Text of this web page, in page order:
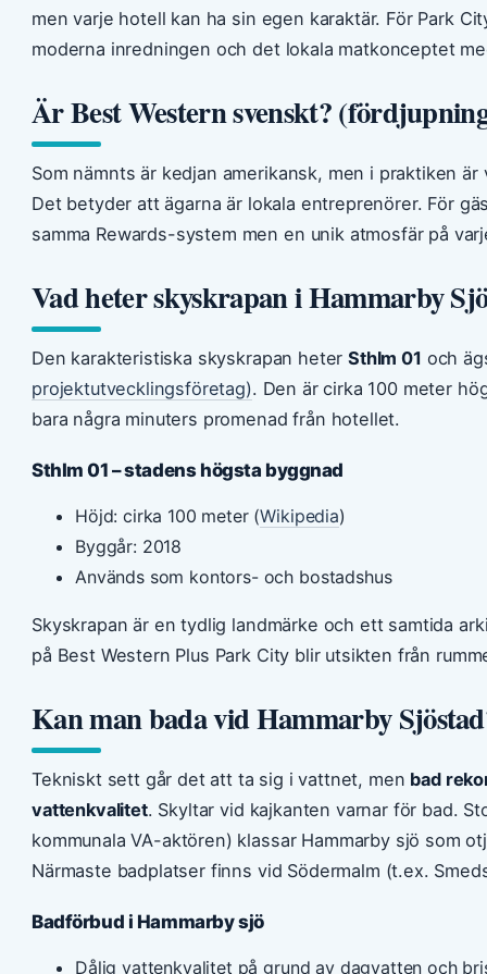
men varje hotell kan ha sin egen karaktär. För Park
moderna inredningen och det lokala matkonceptet
Är Best Western svenskt?
Som nämnts är kedjan amerikansk, men i praktiken
Det betyder att ägarna är lokala entreprenörer. För
samma Rewards-system men en unik atmosfär på
Vad heter skyskrapan i Hammarby
Den karakteristiska skyskrapan heterSthlm 01 och
projektutvecklingsföretag). Den är cirka 100 meter
bara några minuters promenad från hotellet.
Sthlm 01 – stadens högsta byggnad
Höjd: cirka 100 meter (Wikipedia)
Byggår: 2018
Används som kontors- och bostadshus
Skyskrapan är en tydlig landmärke och ett samtida
på Best Western Plus Park City blir utsikten från
Kan man bada vid Hammarby
Tekniskt sett går det att ta sig i vattnet, men bad
vattenkvalitet. Skyltar vid kajkanten varnar för bad.
kommunala VA-aktören) klassar Hammarby sjö som
Närmaste badplatser finns vid Södermalm (t.ex.
Badförbud i Hammarby sjö
Dålig vattenkvalitet på grund av dagvatten och